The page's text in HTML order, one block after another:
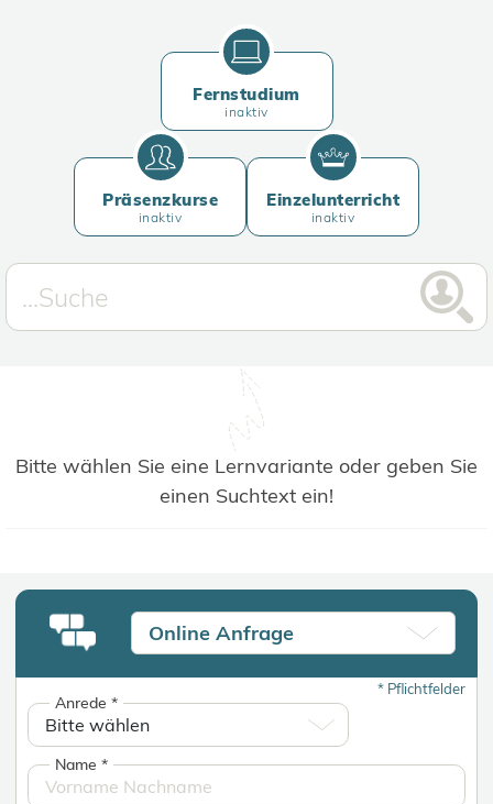
Fernstudium
inaktiv
Präsenzkurse
inaktiv
Einzelunterricht
inaktiv
Bitte wählen Sie eine Lernvariante oder geben Sie
einen Suchtext ein!
Online Anfrage
*Pflichtfelder
Anrede*
Name*